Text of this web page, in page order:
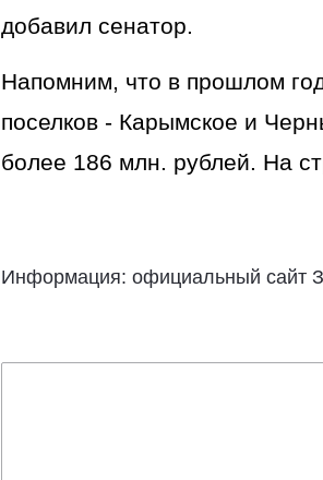
добавил сенатор.
Напомним, что в прошлом
поселков - Карымское и
более 186 млн. рублей. На
Информация: официальный сайт